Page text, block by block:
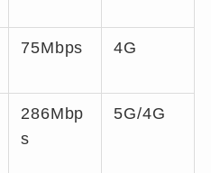
75Mbps 4G
286Mbp
s
5G/4G